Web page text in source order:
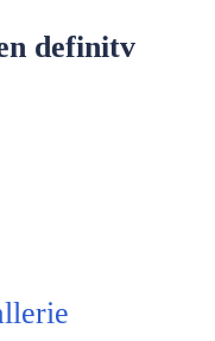
definitv